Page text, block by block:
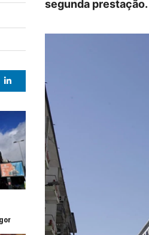
segunda prestação.